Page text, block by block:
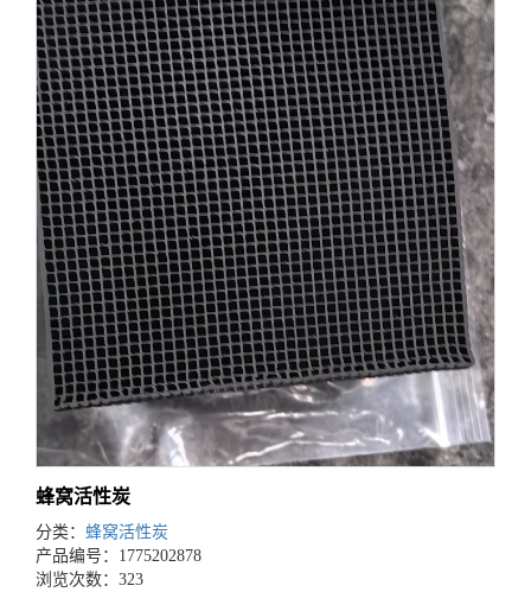
蜂窝活性炭
分类： 蜂窝活性炭
产品编号：1775202878
浏览次数：323